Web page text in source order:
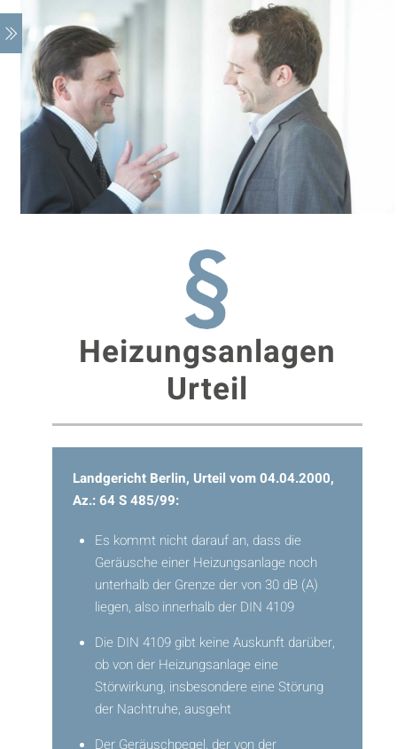
Heizungsanlagen
Urteil
Landgericht Berlin, Urteil vom 04.04.2000,
Az.: 64 S 485/99:
Es kommt nicht darauf an, dass die
Geräusche einer Heizungsanlage noch
unterhalb der Grenze der von 30 dB (A)
liegen, also innerhalb der DIN 4109
Die DIN 4109 gibt keine Auskunft darüber,
ob von der Heizungsanlage eine
Störwirkung, insbesondere eine Störung
der Nachtruhe, ausgeht
Der Geräuschpegel, der von der